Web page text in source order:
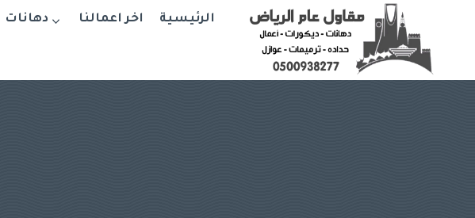
الرئيسية اخر اعمالنا دهانات